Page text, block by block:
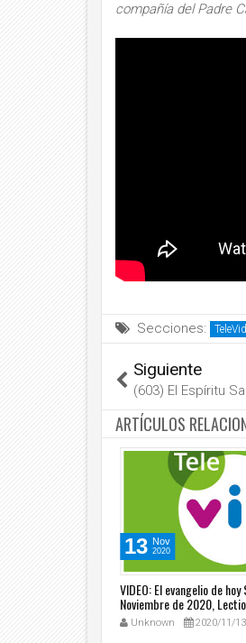
compañía del Padre
Secciones: TeleVid
Siguiente
(603) El Espíritu
ARTÍCULOS
13 Nov
2020
VIDEO: El evangelio de
Noviembre de 2020,
VIDUnknown 2020/11/13